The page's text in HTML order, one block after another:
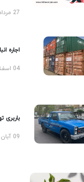
27 مرداد 1404
اجاره
04 اسفند 1404
باربری
09 آبان 1403